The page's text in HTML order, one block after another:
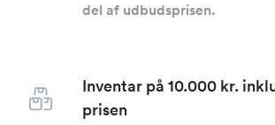
del af udbudsprisen.
Inventar på 10.000 kr.
prisen